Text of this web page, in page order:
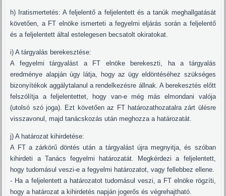
h) Iratismertetés: A feljelentő a feljelentett és a tanúk meghallgatását
követően, a FT elnöke ismerteti a fegyelmi eljárás során a feljelentő
és a feljelentett által estelegesen becsatolt okiratokat.
i) A tárgyalás berekesztése:
A fegyelmi tárgyalást a FT elnöke berekeszti, ha a tárgyalás
eredménye alapján úgy látja, hogy az ügy eldöntéséhez szükséges
bizonyítékok aggálytalanul a rendelkezésre állnak. A berekesztés előtt
felszólítja a feljelentettet, hogy van-e még más elmondani valója
(utolsó szó joga). Ezt követően az FT határozathozatalra zárt ülésre
visszavonul, majd tanácskozás után meghozza a határozatát.
j) A határozat kihirdetése:
A FT a zárkörű döntés után a tárgyalást újra megnyitja, és szóban
kihirdeti a Tanács fegyelmi határozatát. Megkérdezi a feljelentett,
hogy tudomásul veszi-e a fegyelmi határozatot, vagy fellebbez ellene.
- Ha a feljelentett a határozatot tudomásul veszi, a FT elnöke rögzíti,
hogy a határozat a kihirdetés napján jogerős és végrehajtható.